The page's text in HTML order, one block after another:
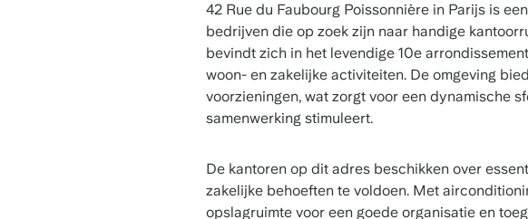
42 Rue du Faubourg Poissonnière in Parijs is
bedrijven die op zoek zijn naar handige
bevindt zich in het levendige 10e
woon- en zakelijke activiteiten. De omgeving
voorzieningen, wat zorgt voor een dynamische
samenwerking stimuleert.
De kantoren op dit adres beschikken over
zakelijke behoeften te voldoen. Met
opslagruimte voor een goede organisatie en